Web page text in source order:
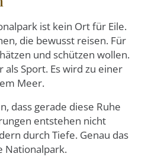
ist kein Ort für Eile.
die bewusst reisen. Für
und schützen wollen.
Sport. Es wird zu einer
Meer.
dass gerade diese Ruhe
entstehen nicht
durch Tiefe. Genau das
Nationalpark.